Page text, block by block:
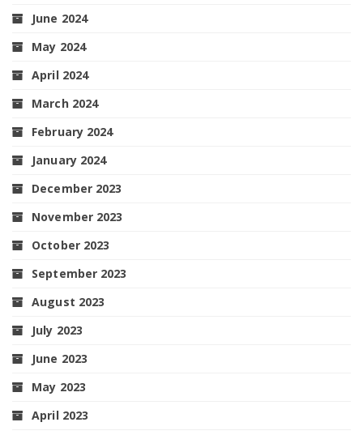
June 2024
May 2024
April 2024
March 2024
February 2024
January 2024
December 2023
November 2023
October 2023
September 2023
August 2023
July 2023
June 2023
May 2023
April 2023